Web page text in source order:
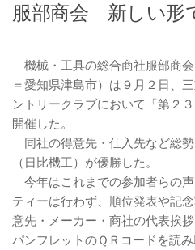
服部商会 新しい形
機械・工具の総合商社服部商
＝愛知県津島市）は９月２日、
ントリークラブにおいて「第２
開催した。
同社の得意先・仕入先など総
（日比機工）が優勝した。
今年はこれまでの参加者らの
ティーは行わず、順位発表や記
意先・メーカー・商社の代表挨
パンフレットのＱＲコードを読